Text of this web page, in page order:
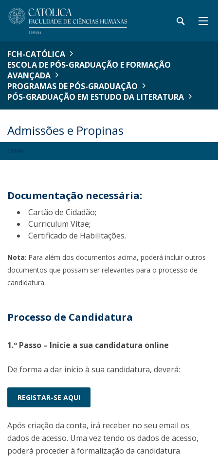
FCH-CATÓLICA
ESCOLA DE PÓS-GRADUAÇÃO E FORMAÇÃO
AVANÇADA
PROGRAMAS DE PÓS-GRADUAÇÃO
PÓS-GRADUAÇÃO EM ESTUDO DA LITERATURA
Admissões e Propinas
Documentação necessária:
Cartão de Cidadão;
Curriculum Vitae;
Certificado de Habilitações.
Nota: Para além dos documentos acima, poderá incluir outros
documentos que possam ser relevantes para o processo de
candidatura.
Processo de Candidatura
1.º Passo – Inicie a sua candidatura online
De forma a dar início à sua candidatura, deverá:
REGISTAR-SE AQUI
Após criação da conta, irá receber no seu email os
dados de acesso. Uma vez tendo os dados de acesso,
poderá proceder à formalização da candidatura